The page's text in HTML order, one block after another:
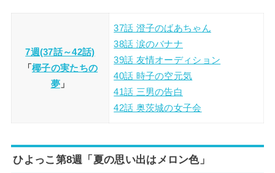
7週(37話～42話)
「 椰子の実たちの
夢」
37話 澄子のばあちゃん
38話 涙のバナナ
39話 友情オーディション
40話 時子の空元気
41話 三男の告白
42話 奥茨城の女子会
ひよっこ第8週「夏の思い出はメロン色」